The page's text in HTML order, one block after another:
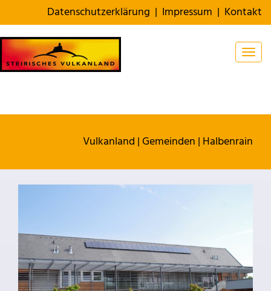
Datenschutzerklärung | Impressum | Kontakt
Vulkanland |Gemeinden | Halbenrain